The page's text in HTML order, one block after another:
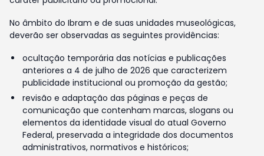
No âmbito do Ibram e de suas unidades museológicas,
deverão ser observadas as seguintes providências:
ocultação temporária das notícias e publicações
anteriores a 4 de julho de 2026 que caracterizem
publicidade institucional ou promoção da gestão;
revisão e adaptação das páginas e peças de
comunicação que contenham marcas, slogans ou
elementos da identidade visual do atual Governo
Federal, preservada a integridade dos documentos
administrativos, normativos e históricos;